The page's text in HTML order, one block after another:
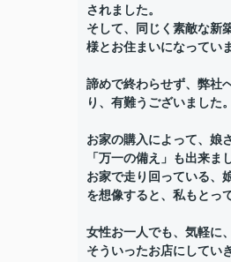
されました。
そして、同じく素敵な新
様とお住まいになってい
諦めで終わらせず、弊社
り、有難うございました。
お家の購入によって、娘
「万一の備え」も出来ま
お家で走り回っている、
を想像すると、私もとっ
女性お一人でも、気軽に
そういったお店にしてい